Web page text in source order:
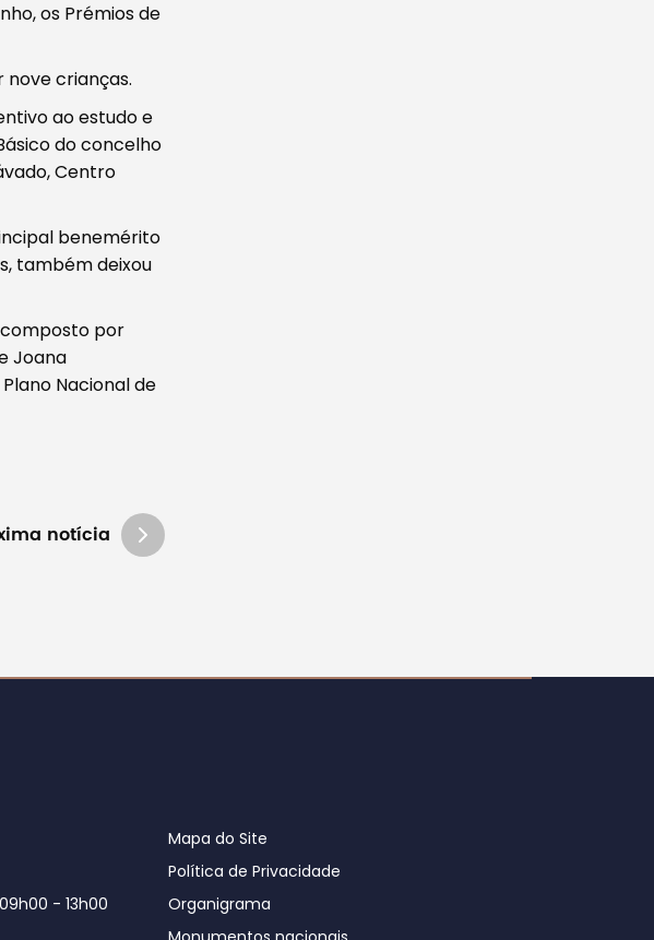
os Prémios de
nove crianças.
ao estudo e
do concelho
Centro
benemérito
também deixou
por
Joana
Nacional de
notícia
- 13h00
Mapa do Site
Política de Privacidade
Organigrama